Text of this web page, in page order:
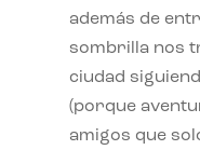
además de
sombrilla nos
ciudad
(porque
amigos que